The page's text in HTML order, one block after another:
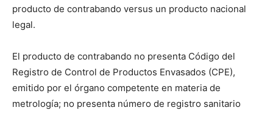
producto de contrabando versus un producto nacional
legal.
El producto de contrabando no presenta Código del
Registro de Control de Productos Envasados (CPE),
emitido por el órgano competente en materia de
metrología; no presenta número de registro sanitario